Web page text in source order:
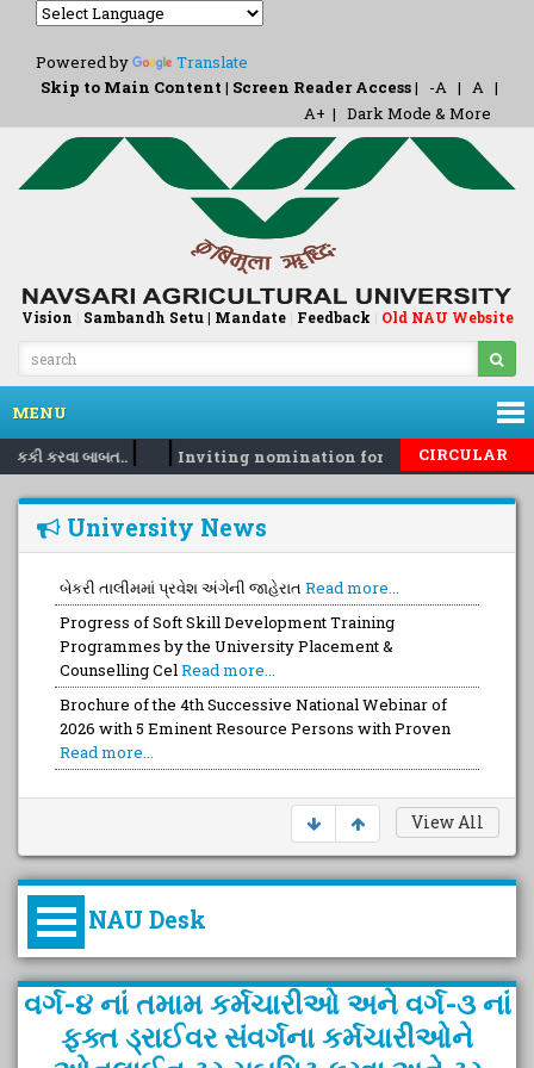
Powered by
Translate
Skip to Main Content | Screen Reader Access| -A | A |
A+ | Dark Mode & More
Vision | Sambandh Setu | Mandate| Feedback | Old NAU Website
MENU
કરવા બાબત..| | Inviting nomination for 5 days training
CIRCULAR
University News
બેકરી તાલીમમાં પ્રવેશ અંગેની જાહેરાત Read more...
Progress of Soft Skill Development Training
Programmes by the University Placement &
Counselling CelRead more...
Brochure of the 4th Successive National Webinar of
2026 with 5 Eminent Resource Persons with Proven
Read more...
View All
NAU Desk
કુલપતિની પરિવર્તનકારી પહેલનું
વિહંગાવલોકન (ઓક્ટોબર ૨૦૨૦-૨૦૨૫)
વર્ગ-૪ નાં તમામ કર્મચારીઓ અને વર્ગ-૩ નાં
ફક્ત ડ્રાઈવર સંવર્ગના કર્મચારીઓને